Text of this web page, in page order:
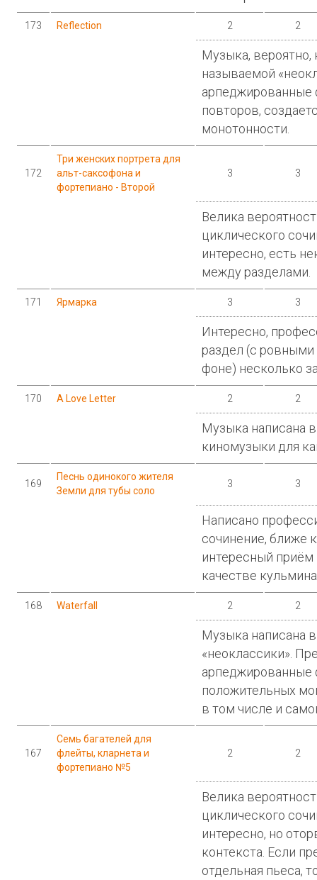
173 Reflection 2 2
Музыка, вероятно,
называемой
повторов,
монотонности.
172
Три женских портрета для
альт-саксофона и
фортепиано - Второй
3 3
Велика
циклического
интересно, есть
между разделами.
171 Ярмарка 3 3
Интересно,
раздел (с
фоне) несколько
170 A Love Letter 2 2
Музыка написана
киномузыки для
169
Песнь одинокого жителя
Земли для тубы соло
3 3
Написано
сочинение, ближе
интересный приём
качестве
168 Waterfall 2 2
Музыка написана
«неоклассики».
арпеджированные
положительных
в том числе и
167
Семь багателей для
флейты, кларнета и
фортепиано №5
2 2
Велика
циклического
интересно, но
контекста. Если
отдельная пьеса,